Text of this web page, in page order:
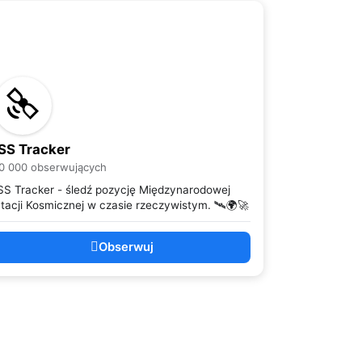
Tracker
000 obserwujących
Tracker - śledź pozycję Międzynarodowej
Kosmicznej w czasie rzeczywistym. 🛰️🌍🚀
Obserwuj